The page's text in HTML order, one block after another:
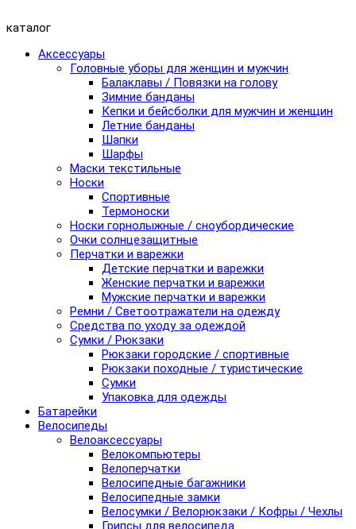
каталог
Аксессуары
Головные уборы для женщин и мужчин
Балаклавы / Повязки на голову
Зимние банданы
Кепки и бейсболки для мужчин и женщин
Летние банданы
Шапки
Шарфы
Маски текстильные
Носки
Спортивные
Термоноски
Носки горнолыжные / сноубордические
Очки солнцезащитные
Перчатки и варежки
Детские перчатки и варежки
Женские перчатки и варежки
Мужские перчатки и варежки
Ремни / Светоотражатели на одежду
Средства по уходу за одеждой
Сумки / Рюкзаки
Рюкзаки городские / спортивные
Рюкзаки походные / туристические
Сумки
Упаковка для одежды
Батарейки
Велосипеды
Велоаксессуары
Велокомпьютеры
Велоперчатки
Велосипедные багажники
Велосипедные замки
Велосумки / Велорюкзаки / Кофры / Чехлы
Грипсы для велосипеда